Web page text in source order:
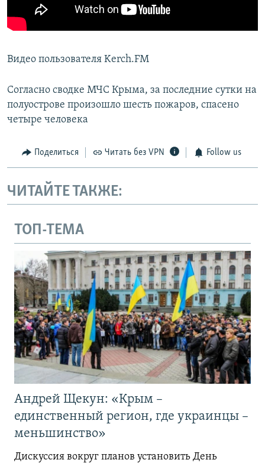
Видео пользователя Kerch.FM
Согласно сводке МЧС Крыма, за последние сутки на
полуострове произошло шесть пожаров, спасено
четыре человека
Поделиться Читать без VPN Follow us
ЧИТАЙТЕ ТАКЖЕ:
ТОП-ТЕМА
Андрей Щекун: «Крым –
единственный регион, где украинцы –
меньшинство»
Дискуссия вокруг планов установить День